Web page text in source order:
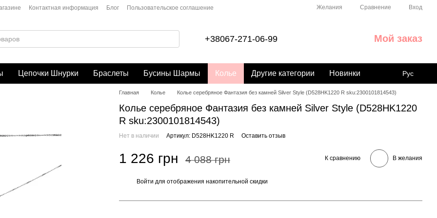
Контактная информация Блог
Пользовательское соглашение
Желания Сравнение Вход
+38067-271-06-99 Мой заказ
Цепочки Шнурки Браслеты Бусины Шармы Колье Другие категории Новинки Рус
Главная Колье Колье серебряное Фантазия без камней Silver Style (D528HK1220 R sku:2300101814543)
Колье серебряное Фантазия без камней Silver Style (D528HK1220
R sku:2300101814543)
Нет в наличии Артикул: D528HK1220 R Оставить отзыв
1 226 грн 4 088 грн К сравнению В желания
Войти для отображения накопительной скидки